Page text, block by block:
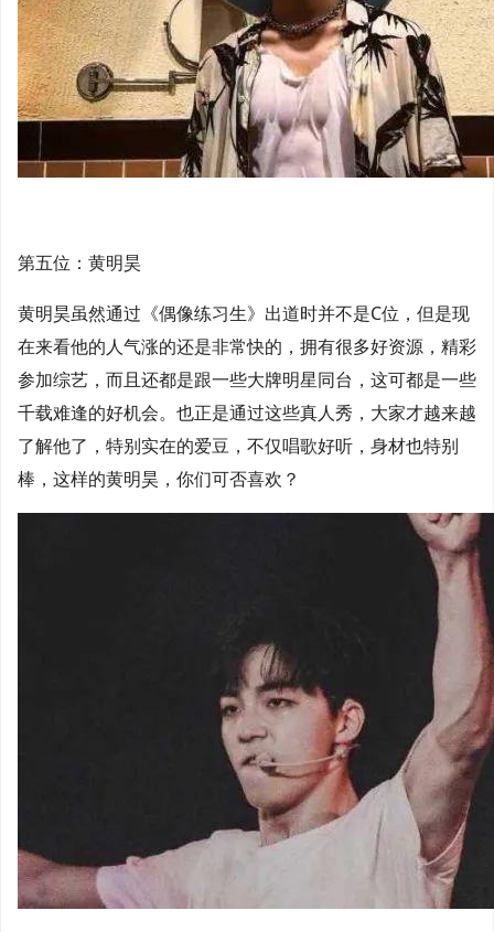
第五位：黄明昊
黄明昊虽然通过《偶像练习生》出道时并不是C位，但是现
在来看他的人气涨的还是非常快的，拥有很多好资源，精彩
参加综艺，而且还都是跟一些大牌明星同台，这可都是一些
千载难逢的好机会。也正是通过这些真人秀，大家才越来越
了解他了，特别实在的爱豆，不仅唱歌好听，身材也特别
棒，这样的黄明昊，你们可否喜欢？